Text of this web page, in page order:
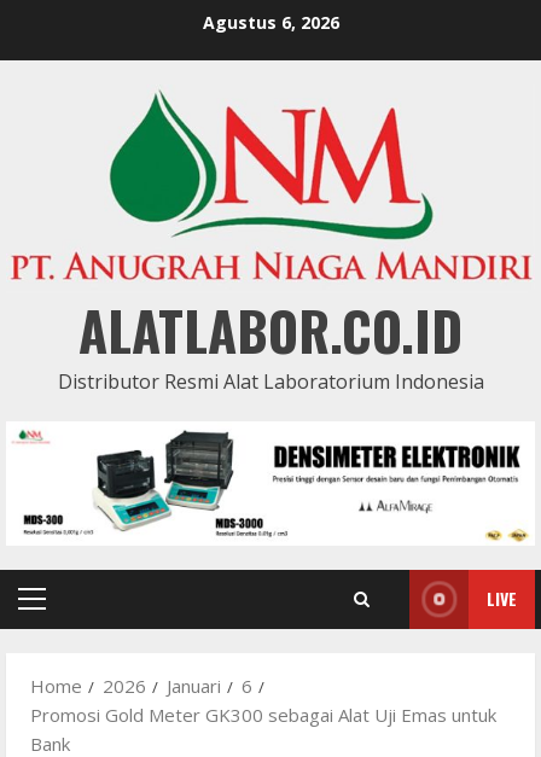
Agustus 6, 2026
ALATLABOR.CO.ID
Distributor Resmi Alat Laboratorium Indonesia
Primary
LIVE
Home 2026 Januari
6
Promosi Gold Meter GK300 sebagai Alat Uji Emas untuk
Bank